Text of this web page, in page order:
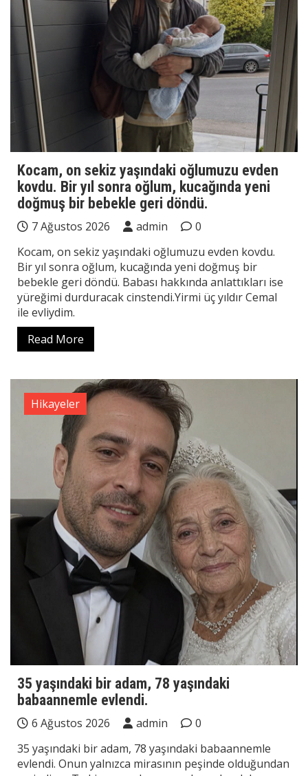
Kocam, on sekiz yaşındaki oğlumuzu evden
kovdu. Bir yıl sonra oğlum, kucağında yeni
doğmuş bir bebekle geri döndü.
7 Ağustos 2026 admin
0
Kocam, on sekiz yaşındaki oğlumuzu evden kovdu.
Bir yıl sonra oğlum, kucağında yeni doğmuş bir
bebekle geri döndü. Babası hakkında anlattıkları ise
yüreğimi durduracak cinstendi.Yirmi üç yıldır Cemal
ile evliydim.
Read More
Hikayeler
35 yaşındaki bir adam, 78 yaşındaki
babaannemle evlendi.
6 Ağustos 2026 admin
0
35 yaşındaki bir adam, 78 yaşındaki babaannemle
evlendi. Onun yalnızca mirasının peşinde olduğundan